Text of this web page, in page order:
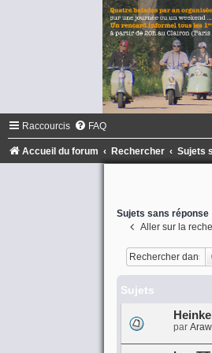
Raccourcis FAQ
Accueil du forum Rechercher Sujets
Sujets sans réponse
Aller sur la
Sujets
par